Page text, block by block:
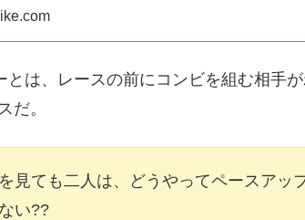
とは、レースの前にコンビを組む相手
だ。
見ても二人は、どうやってペースアッ
い??